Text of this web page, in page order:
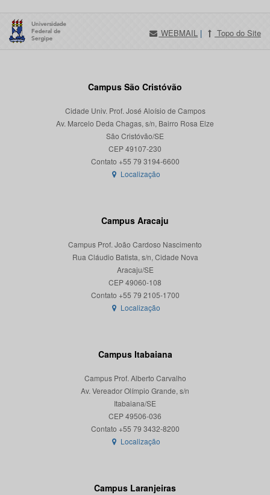
WEBMAIL | Topo do Site
Campus São Cristóvão
Cidade Univ. Prof. José Aloísio de Campos
Av. Marcelo Deda Chagas, s/n, Bairro Rosa Elze
São Cristóvão/SE
CEP 49107-230
Localização
Campus Aracaju
Campus Prof. João Cardoso Nascimento
Rua Cláudio Batista, s/n, Cidade Nova
Aracaju/SE
CEP 49060-108
Localização
Campus Itabaiana
Campus Prof. Alberto Carvalho
Av. Vereador Olímpio Grande, s/n
Itabaiana/SE
CEP 49506-036
Localização
Campus Laranjeiras